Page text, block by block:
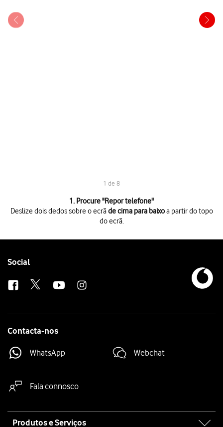
1 de 8
1. Procure "Repor telefone"
Deslize dois dedos sobre o ecrãde cima para baixoa partir do topo
do ecrã.
Primao ícone de definições.
PrimaCópia de segurança e reposição
Prima
Repor definições de rede
Prima
Repor definições de rede
Follow
Social
Contacta-nos
WhatsApp Webchat
Fala connosco
Produtos e Serviços